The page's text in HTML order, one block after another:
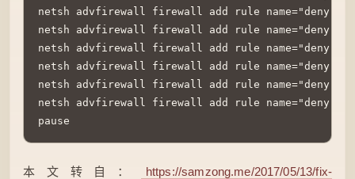
netsh advfirewall firewall add rule name="deny
netsh advfirewall firewall add rule name="deny
netsh advfirewall firewall add rule name="deny
netsh advfirewall firewall add rule name="deny
netsh advfirewall firewall add rule name="deny
netsh advfirewall firewall add rule name="deny
pause
本文转自：
https://samzong.me/2017/05/13/fix-